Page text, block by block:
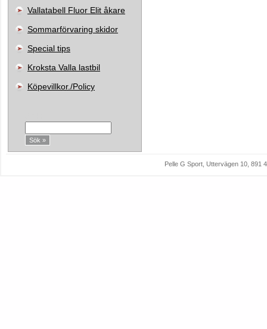
Vallatabell Fluor Elit åkare
Sommarförvaring skidor
Special tips
Kroksta Valla lastbil
Köpevillkor./Policy
Pelle G Sport, Uttervägen 10, 891